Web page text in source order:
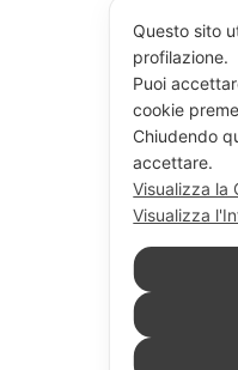
Questo sito
profilazione.
Puoi
cookie
Chiudendo
accettare.
Visualizza la
Visualizza